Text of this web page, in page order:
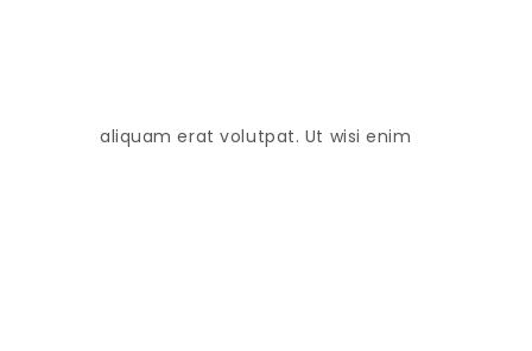
aliquam erat volutpat. Ut wisi enim